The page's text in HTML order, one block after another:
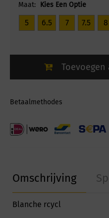
Maat: Kies Een Optie
5 6.5 7 7.5 8
Betaalmethodes
Omschrijving
Blanche rcycl